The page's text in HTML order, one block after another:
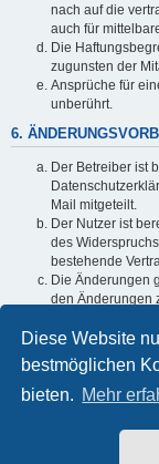
Diese Website
bestmöglichen
bieten. Mehr
nach auf die
auch für
Die
zugunsten der
Ansprüche für
unberührt.
6.
Der Betreiber ist
Mail mitgeteilt.
Der Nutzer ist
des
bestehende
Die Änderungen
den Änderungen
Informationen über
sind in der
Powered